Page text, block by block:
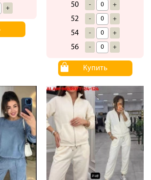
+ 50 - +
52 - +
54 - +
56 - +
Купить